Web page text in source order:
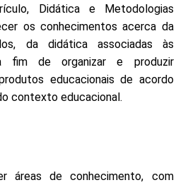
Didática e Metodologias
os conhecimentos acerca da
da didática associadas às
fim de organizar e produzir
educacionais de acordo
contexto educacional.
áreas de conhecimento, com